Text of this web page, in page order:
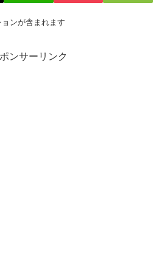
ンが含まれます
ンサーリンク